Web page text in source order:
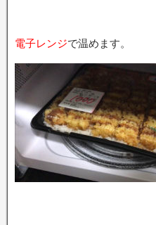
電子レンジで温めます。